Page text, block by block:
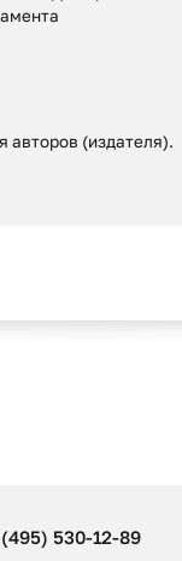
авторов (издателя).
(495) 530-12-89